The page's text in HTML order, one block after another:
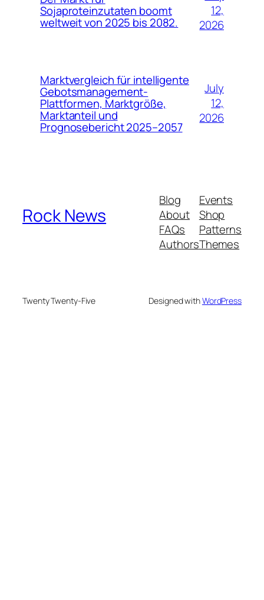
Sojaproteinzutaten boomt
weltweit von 2025 bis 2082.
12,
2026
Marktvergleich für intelligente
Gebotsmanagement-
Plattformen, Marktgröße,
Marktanteil und
Prognosebericht 2025–2057
July
12,
2026
Rock News
Blog
About
FAQs
Authors
Events
Shop
Patterns
Themes
Twenty Twenty-Five Designed withWordPress